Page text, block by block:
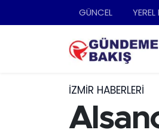
GÜNCEL
İZMIR HABERLERI
Ankara
Nöbetçi Eczaneler
Trafik Durumu